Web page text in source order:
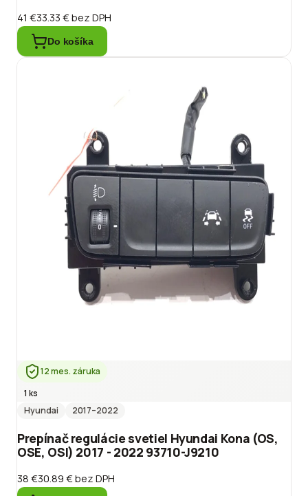
41 €33.33 €bez DPH
Do košíka
12 mes. záruka
1 ks
Hyundai
2017–2022
Prepínač regulácie svetiel Hyundai Kona (OS,
OSE, OSI) 2017 - 2022 93710-J9210
38 €30.89 €bez DPH